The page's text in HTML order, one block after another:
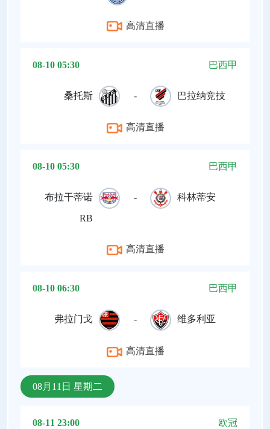
高清直播
08-10 05:30 巴西甲
桑托斯 - 巴拉纳竞技
高清直播
08-10 05:30 巴西甲
布拉干蒂诺
RB
- 科林蒂安
高清直播
08-10 06:30 巴西甲
弗拉门戈 - 维多利亚
高清直播
08月11日 星期二
08-11 23:00 欧冠